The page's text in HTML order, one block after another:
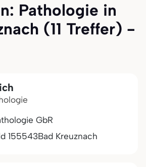
Pathologie in
(11 Treffer) -
GbR
155543Bad Kreuznach